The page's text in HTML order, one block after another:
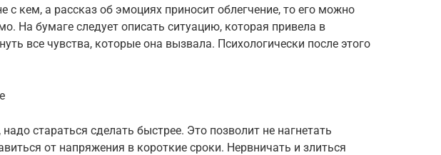
с кем, а рассказ об эмоциях приносит облегчение, то его можно
На бумаге следует описать ситуацию, которая привела в
все чувства, которые она вызвала. Психологически после этого
надо стараться сделать быстрее. Это позволит не нагнетать
от напряжения в короткие сроки. Нервничать и злиться